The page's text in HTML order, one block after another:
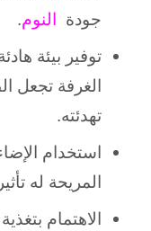
جودة
النوم.
توفير بيئة
الغرفة تجعل
تهدئته.
استخدام
المريحة له
الاهتمام